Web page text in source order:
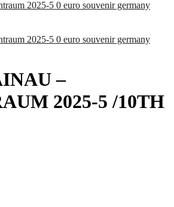
–
2025-5 /10TH